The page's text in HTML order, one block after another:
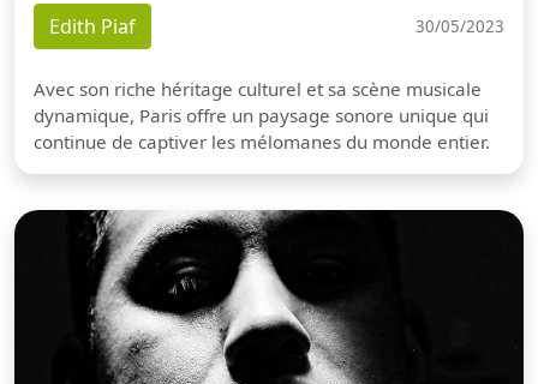
Edith Piaf 30/05/2023
Avec son riche héritage culturel et sa scène musicale
dynamique, Paris offre un paysage sonore unique qui
continue de captiver les mélomanes du monde entier.